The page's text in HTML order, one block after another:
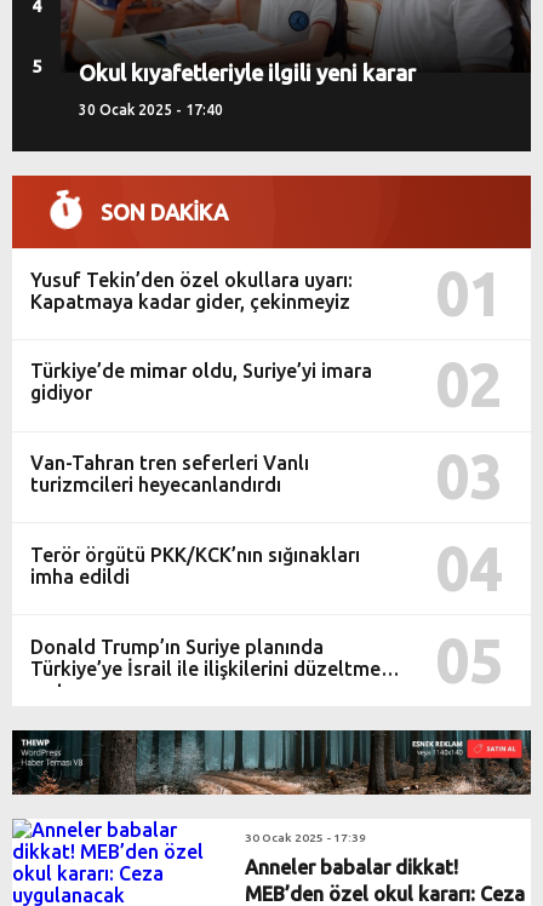
4
5
Köprü ve otoyollardan sonra okullar
dövize endekslendi!
SON DAKİKA
Yusuf Tekin’den özel okullara uyarı:
Kapatmaya kadar gider, çekinmeyiz
01
Türkiye’de mimar oldu, Suriye’yi imara
gidiyor
02
Van-Tahran tren seferleri Vanlı
turizmcileri heyecanlandırdı
03
Terör örgütü PKK/KCK’nın sığınakları
imha edildi
04
Donald Trump’ın Suriye planında
Türkiye’ye İsrail ile ilişkilerini düzeltme
şartı
05
30 Ocak 2025 - 17:39
Anneler babalar dikkat!
MEB’den özel okul kararı: Ceza